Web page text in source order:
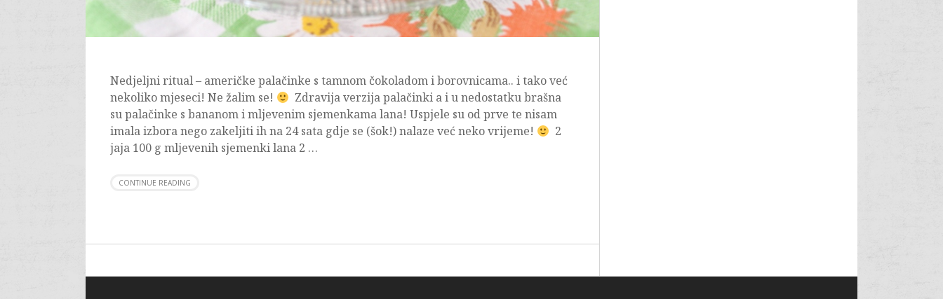
Nedjeljni ritual – američke palačinke s tamnom čokoladom i borovnicama.. i tako već
nekoliko mjeseci! Ne žalim se!
Zdravija verzija palačinki a i u nedostatku brašna
su palačinke s bananom i mljevenim sjemenkama lana! Uspjele su od prve te nisam
imala izbora nego zakeljiti ih na 24 sata gdje se (šok!) nalaze već neko vrijeme!
2
jaja 100 g mljevenih sjemenki lana 2 …
CONTINUE READING